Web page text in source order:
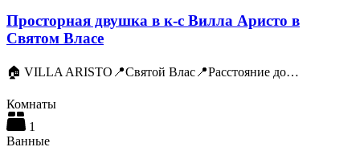
Просторная двушка в к-с Вилла Аристо в
Святом Власе
🏠 VILLA ARISTO📍Святой Влас📍Расстояние до…
Комнаты
1
Ванные